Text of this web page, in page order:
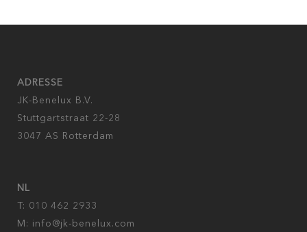
ADRESSE
JK-Benelux B.V.
Stuttgartstraat 22-28
3047 AS Rotterdam
NL
T: 010 462 2933
M: info@jk-benelux.com